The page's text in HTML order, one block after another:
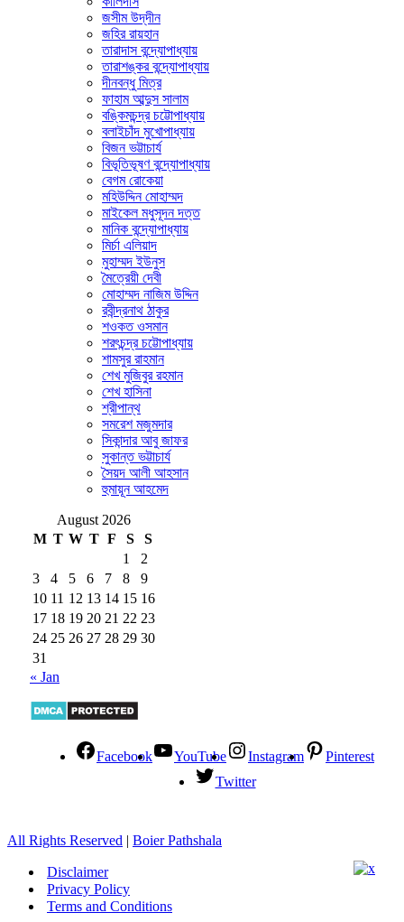
জসীম উদ্‌দীন
জহির রায়হান
তারাদাস বন্দ্যোপাধ্যায়
তারাশঙ্কর বন্দ্যোপাধ্যায়
দীনবন্ধু মিত্র
ফাহাম আব্দুস সালাম
বঙ্কিমচন্দ্র চট্টোপাধ্যায়
বলাইচাঁদ মুখোপাধ্যায়
বিজন ভট্টাচার্য
বিভূতিভূষণ বন্দ্যোপাধ্যায়
বেগম রোকেয়া
মহিউদ্দিন মোহাম্মদ
মাইকেল মধুসূদন দত্ত
মানিক বন্দ্যোপাধ্যায়
মির্চা এলিয়াদ
মুহাম্মদ ইউনুস
মৈত্রেয়ী দেবী
মোহাম্মদ নাজিম উদ্দিন
রবীন্দ্রনাথ ঠাকুর
শওকত ওসমান
শরৎচন্দ্র চট্টোপাধ্যায়
শামসুর রাহমান
শেখ মুজিবুর রহমান
শেখ হাসিনা
শ্রীপান্থ
সমরেশ মজুমদার
সিকান্দার আবু জাফর
সুকান্ত ভট্টাচার্য
সৈয়দ আলী আহসান
হুমায়ূন আহমেদ
August 2026
M T W T F S
S
1
2
3
4 5 6 7 8
9
10 11 12 13 14 15 16
17 18 19 20 21 22 23
24 25 26 27 28 29 30
31
« Jan
Facebook YouTube Instagram
Pinterest
Twitter
All Rights Reserved | Boier Pathshala
Disclaimer
Privacy Policy
Terms and Conditions